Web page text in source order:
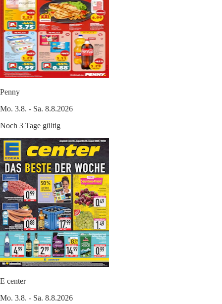
Penny
Mo. 3.8. - Sa. 8.8.2026
Noch 3 Tage gültig
E center
Mo. 3.8. - Sa. 8.8.2026